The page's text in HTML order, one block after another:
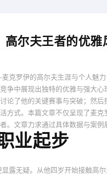
高尔夫王者的优
克罗伊的高尔夫生涯与个人魅
争中展现出独特的优雅与强大
论了他的关键赛事与突破；然后
方式。本篇文章不仅呈现了麦克
。文章力求通过具体数据与案例
业起步
显露无疑。从他四岁开始接触高